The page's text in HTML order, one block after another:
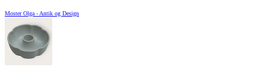
Moster Olga - Antik og Design